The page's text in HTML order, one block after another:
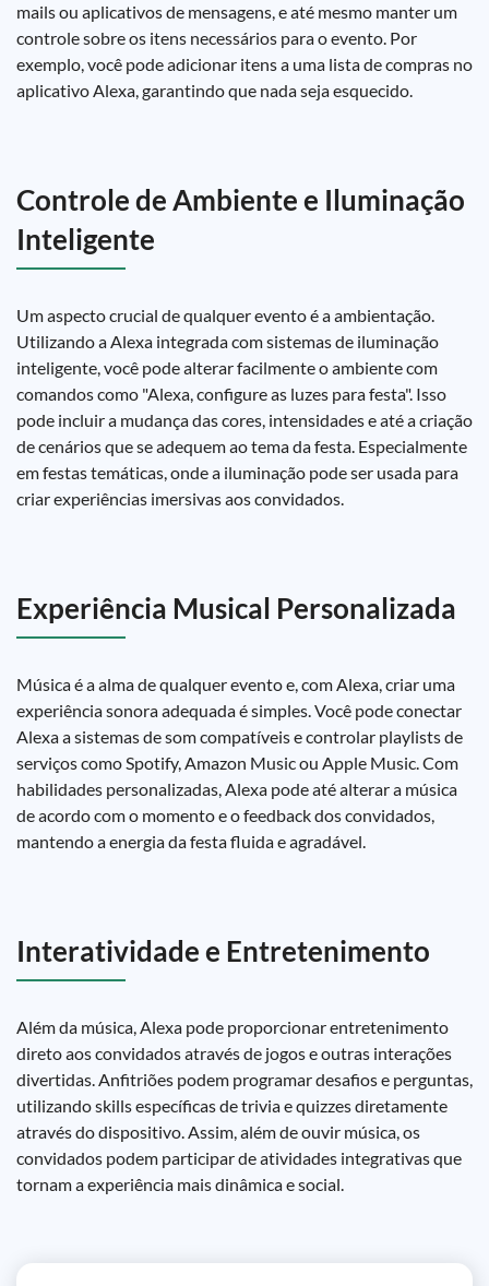
mails ou aplicativos de mensagens, e até mesmo manter um
controle sobre os itens necessários para o evento. Por
exemplo, você pode adicionar itens a uma lista de compras no
aplicativo Alexa, garantindo que nada seja esquecido.
Controle de Ambiente e Iluminação
Inteligente
Um aspecto crucial de qualquer evento é a ambientação.
Utilizando a Alexa integrada com sistemas de iluminação
inteligente, você pode alterar facilmente o ambiente com
comandos como "Alexa, configure as luzes para festa". Isso
pode incluir a mudança das cores, intensidades e até a criação
de cenários que se adequem ao tema da festa. Especialmente
em festas temáticas, onde a iluminação pode ser usada para
criar experiências imersivas aos convidados.
Experiência Musical Personalizada
Música é a alma de qualquer evento e, com Alexa, criar uma
experiência sonora adequada é simples. Você pode conectar
Alexa a sistemas de som compatíveis e controlar playlists de
serviços como Spotify, Amazon Music ou Apple Music. Com
habilidades personalizadas, Alexa pode até alterar a música
de acordo com o momento e o feedback dos convidados,
mantendo a energia da festa fluida e agradável.
Interatividade e Entretenimento
Além da música, Alexa pode proporcionar entretenimento
direto aos convidados através de jogos e outras interações
divertidas. Anfitriões podem programar desafios e perguntas,
utilizando skills específicas de trivia e quizzes diretamente
através do dispositivo. Assim, além de ouvir música, os
convidados podem participar de atividades integrativas que
tornam a experiência mais dinâmica e social.